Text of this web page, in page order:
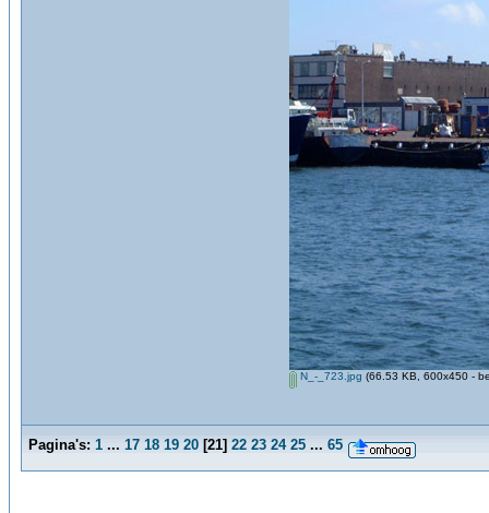
N_-_723.jpg (66.53 KB, 600x450 -
Pagina's: 1 ... 17 18 19 20 [21] 22 23 24 25 ... 65